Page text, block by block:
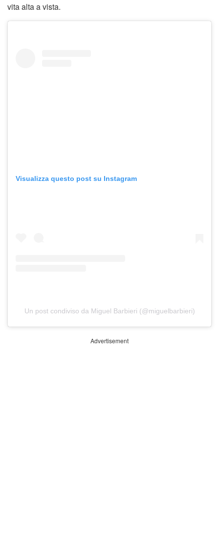
vita alta a vista.
Visualizza questo post su Instagram
Un post condiviso da Miguel Barbieri (@miguelbarbieri)
Advertisement